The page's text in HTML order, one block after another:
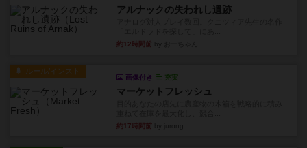
アルナックの失われし遺跡
約12時間前
ルール/インスト
画像付き 充実
マーケットフレッシュ
約17時間前